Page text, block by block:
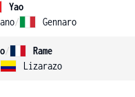
Yao
/ Gennaro
/
Rame
Lizarazo